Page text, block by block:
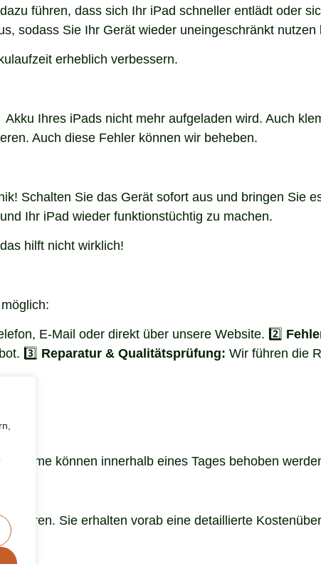
führen, dass sich Ihr iPad schneller entlädt oder
sodass Sie Ihr Gerät wieder uneingeschränkt nutzen
erheblich verbessern.
Ihres iPads nicht mehr aufgeladen wird. Auch
Auch diese Fehler können wir beheben.
Schalten Sie das Gerät sofort aus und bringen Sie
Ihr iPad wieder funktionstüchtig zu machen.
hilft nicht wirklich!
E-Mail oder direkt über unsere Website. 2️⃣
3️⃣ Reparatur & Qualitätsprüfung: Wir führen die
können innerhalb eines Tages behoben
Sie erhalten vorab eine detaillierte